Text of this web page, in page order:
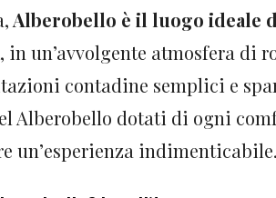
Alberobello è il luogo ideale
, in un’avvolgente atmosfera di
contadine semplici e
Alberobello dotati di ogni
un’esperienza indimenticabile.